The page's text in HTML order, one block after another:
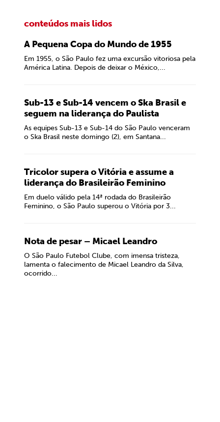
conteúdos mais lidos
A Pequena Copa do Mundo de 1955
Em 1955, o São Paulo fez uma excursão vitoriosa pela
América Latina. Depois de deixar o México,...
Sub-13 e Sub-14 vencem o Ska Brasil e
seguem na liderança do Paulista
As equipes Sub-13 e Sub-14 do São Paulo venceram
o Ska Brasil neste domingo (2), em Santana...
Tricolor supera o Vitória e assume a
liderança do Brasileirão Feminino
Em duelo válido pela 14ª rodada do Brasileirão
Feminino, o São Paulo superou o Vitória por 3...
Nota de pesar – Micael Leandro
O São Paulo Futebol Clube, com imensa tristeza,
lamenta o falecimento de Micael Leandro da Silva,
ocorrido...